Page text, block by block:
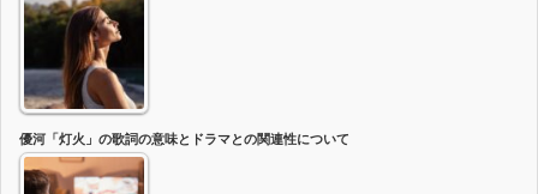
優河「灯火」の歌詞の意味とドラマとの関連性について